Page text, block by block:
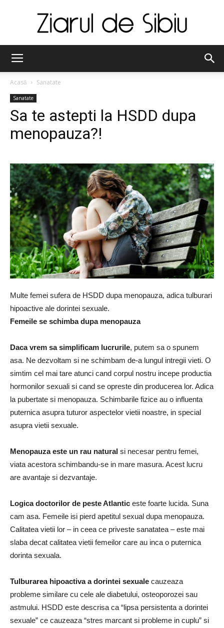
Acasă Sanatate
Sanatate
Sa te astepti la HSDD dupa
menopauza?!
Multe femei sufera de HSDD dupa menopauza, adica tulburari
hipoactive ale dorintei sexuale.
Femeile se schimba dupa menopauza
Daca vrem sa simplificam lucrurile, putem sa o spunem
asa. Ne dezvoltam si ne schimbam de-a lungul intregii vieti. O
simtim cel mai tare atunci cand corpul nostru incepe productia
hormonilor sexuali si cand se opreste din producerea lor. Adica
la pubertate si menopauza. Schimbarile fizice au o influenta
puternica asupra tuturor aspectelor vietii noastre, in special
asupra vietii sexuale.
Menopauza este un rau natural si necesar pentru femei,
viata acestora schimbandu-se in mare masura. Acest lucru
are avantaje si dezvantaje.
Logica doctorilor de peste Atlantic este foarte lucida. Suna
cam asa. Femeile isi pierd apetitul sexual dupa menopauza.
Calitatea vietii lor – in ceea ce priveste sanatatea – este mai
slaba decat calitatea vietii femeilor care au inca o puternica
dorinta sexuala.
Tulburarea hipoactiva a dorintei sexuale cauzeaza
probleme similare cu cele ale diabetului, osteoporozei sau
astmului. HSDD este descrisa ca “lipsa persistenta a dorintei
sexuale” ce cauzeaza “stres marcant si probleme in cuplu” si